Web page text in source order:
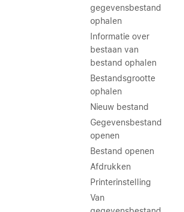
gegevensbestand
ophalen
Informatie over
bestaan van
bestand ophalen
Bestandsgrootte
ophalen
Nieuw bestand
Gegevensbestand
openen
Bestand openen
Afdrukken
Printerinstelling
Van